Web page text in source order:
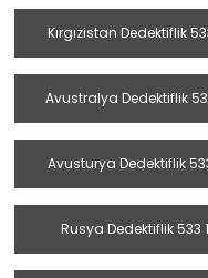
Kırgızistan Dedektiflik
Avustralya Dedektiflik
Avusturya Dedektiflik
Rusya Dedektiflik 533